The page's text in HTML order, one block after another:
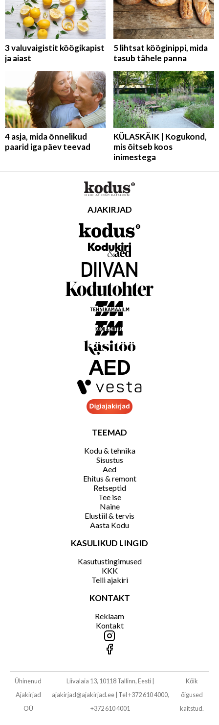
3 valuvaigistit köögikapist
ja aiast
5 lihtsat kööginippi, mida
tasub tähele panna
4 asja, mida õnnelikud
paarid iga päev teevad
KÜLASKÄIK | Kogukond,
mis õitseb koos
inimestega
AJAKIRJAD
TEEMAD
Kodu & tehnika
Sisustus
Aed
Ehitus & remont
Retseptid
Tee ise
Naine
Elustiil & tervis
Aasta Kodu
KASULIKUD LINGID
Kasutustingimused
KKK
Telli ajakiri
KONTAKT
Reklaam
Kontakt
Ühinenud
Ajakirjad
OÜ
Liivalaia 13, 10118 Tallinn, Eesti
ajakirjad@ajakirjad.ee| Tel +372 610 4000,
+372 610 4001
Kõik
õigused
kaitstud.